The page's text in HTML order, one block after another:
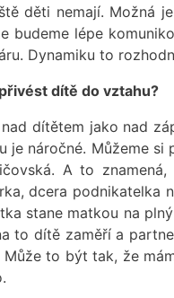
děti nemají. Možná
budeme lépe
Dynamiku to
dítě do vztahu?
dítětem jako nad
náročné. Můžeme
A to
dcera podnikatelka
stane matkou na
to dítě zaměří a
to být tak, že